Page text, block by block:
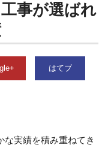
事が選ばれ
はてブ
な実績を積み重ねてき